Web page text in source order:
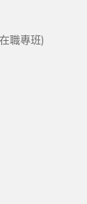
職專班)